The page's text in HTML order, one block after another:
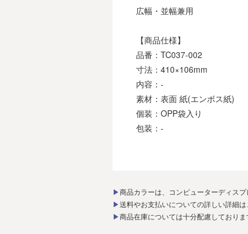
広幅・並幅兼用
【商品仕様】
品番：TC037-002
寸法：410×106mm
内容：-
素材：表面 紙(エンボス紙)
個装：OPP袋入り
包装：-
▶商品カラーは、コンピューターディス
▶送料やお支払いについての詳しい詳細は
▶商品在庫については十分配慮しており